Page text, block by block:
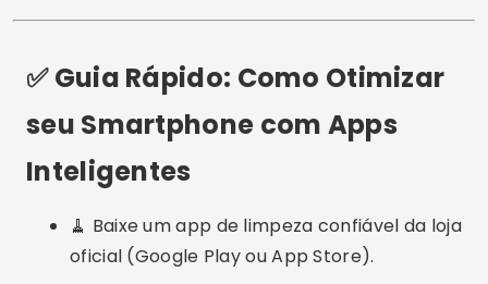
✅ Guia Rápido: Como Otimizar
seu Smartphone com Apps
Inteligentes
🧹 Baixe um app de limpeza confiável da loja
oficial (Google Play ou App Store).